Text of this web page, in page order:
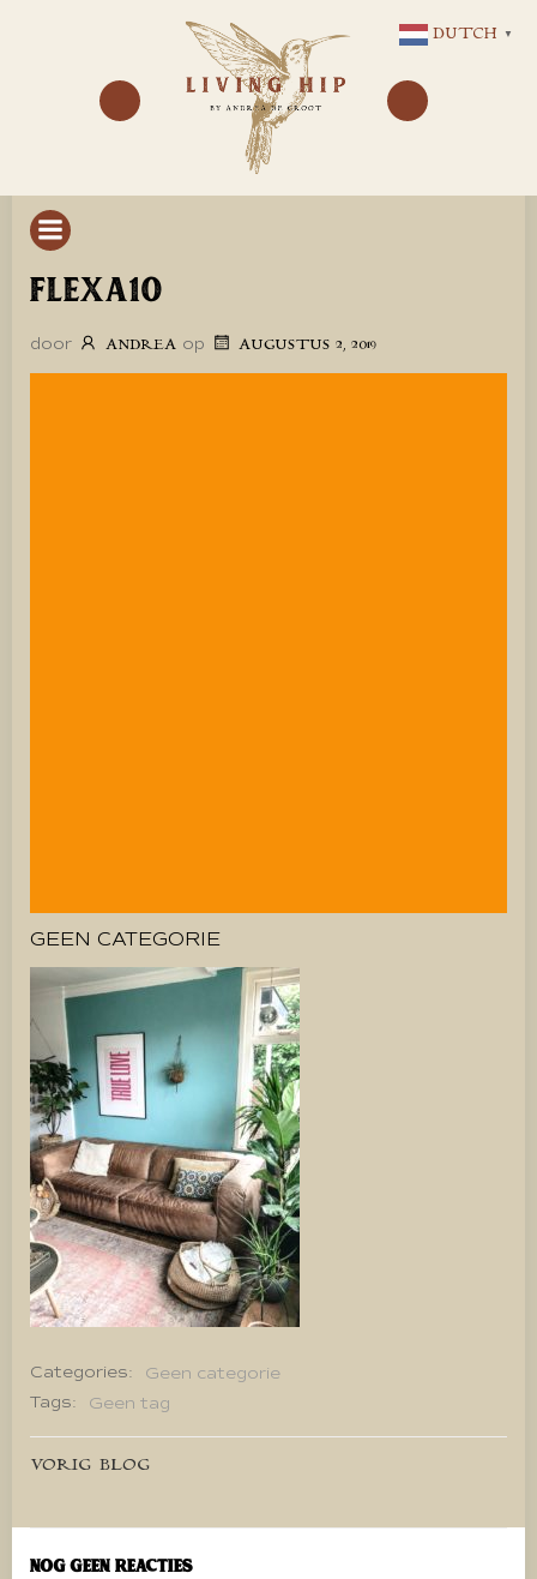
NAAR
DE
INHOUD
FLEXA10
door ANDREA op AUGUSTUS 2, 2019
GEEN CATEGORIE
Categories:
Geen categorie
Tags:
Geen tag
Bericht
navigatie
VORIG BLOG
Nog geen reacties
DUTCH ▼